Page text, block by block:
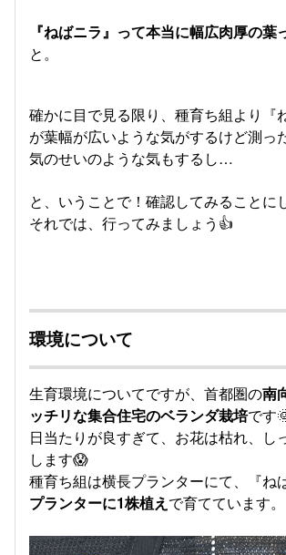
『ねばニラ』って本当に幅広肉厚の葉
と。
確かに目で見る限り、種育ち組より『
が葉幅が広いような気がするけど測
気のせいのような気もするし…
と、いうことで！確認してみることに
それでは、行ってみましょう👍
環境について
生育環境についてですが、首都圏の南
ッチリな集合住宅のベランダ栽培です
日当たりが良すぎて、お花は枯れ、し
します😱
種育ち組は横長プランターにて、『ね
プランターに1株植え で育てています。